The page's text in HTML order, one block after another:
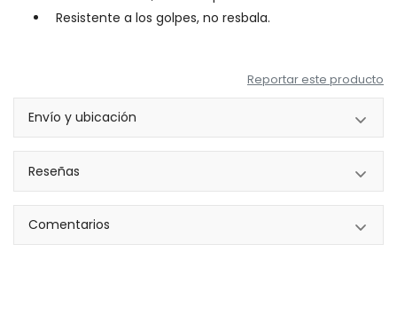
Resistente a los golpes, no resbala.
Reportar este producto
Envío y ubicación
Reseñas
Comentarios